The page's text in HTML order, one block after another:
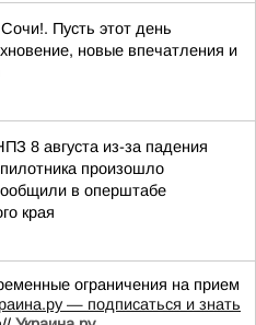
Пусть этот день
новые впечатления и
8 августа из-за падения
произошло
в оперштабе
края
ограничения на прием
— подписаться и знать